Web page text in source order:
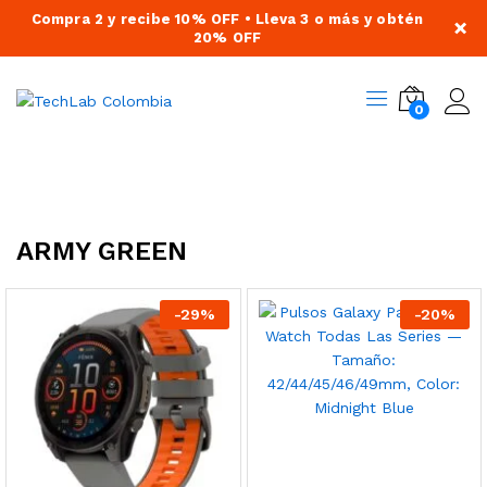
Compra 2 y recibe 10% OFF • Lleva 3 o más y obtén
20% OFF
×
0
ARMY GREEN
-29% -20%